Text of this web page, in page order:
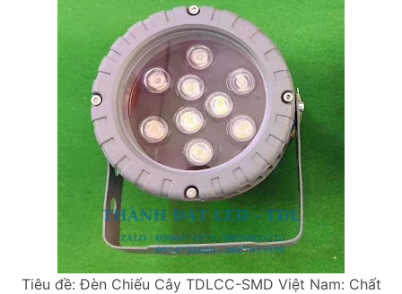
Tiêu đề: Đèn Chiếu Cây TDLCC-SMD Việt Nam: Chất